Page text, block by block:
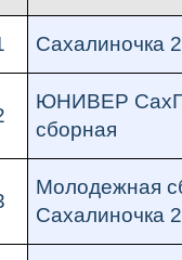
ЮНИВЕР
сборная
Молодежная
Сахалиночка 2